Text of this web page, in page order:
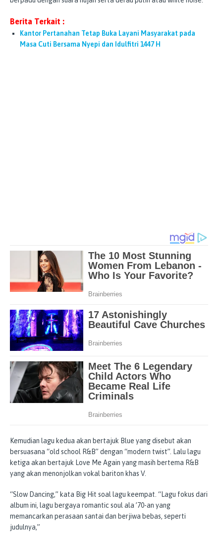
Berita Terkait :
Kantor Pertanahan Tetap Buka Layani Masyarakat pada
Masa Cuti Bersama Nyepi dan Idulfitri 1447 H
Kemudian lagu kedua akan bertajuk Blue yang disebut akan
bersuasana “old school R&B” dengan “modern twist”. Lalu lagu
ketiga akan bertajuk Love Me Again yang masih bertema R&B
yang akan menonjolkan vokal bariton khas V.
“Slow Dancing,” kata Big Hit soal lagu keempat. “Lagu fokus dari
album ini, lagu bergaya romantic soul ala ’70-an yang
memancarkan perasaan santai dan berjiwa bebas, seperti
judulnya,”